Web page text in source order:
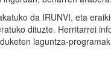
da IRUNVI, eta
dituzte. Herritarrei
laguntza-